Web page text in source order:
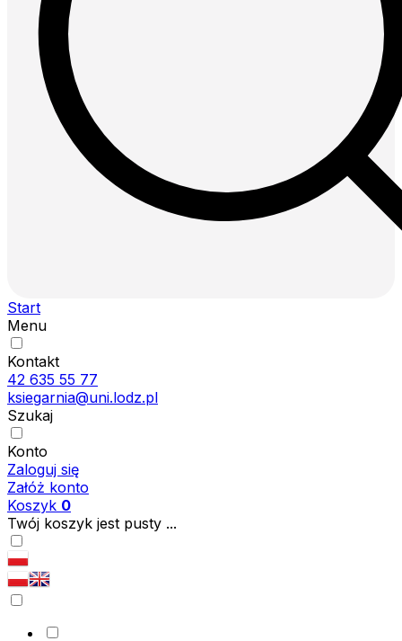
Start
Menu
Kontakt
42 635 55 77
ksiegarnia@uni.lodz.pl
Szukaj
Konto
Zaloguj się
Załóż konto
Koszyk 0
Twój koszyk jest pusty ...